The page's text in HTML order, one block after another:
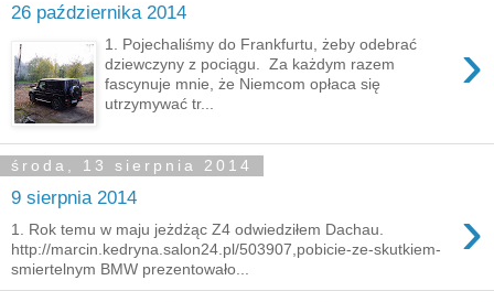
26 października 2014
›
1. Pojechaliśmy do Frankfurtu, żeby odebrać
dziewczyny z pociągu. Za każdym razem
fascynuje mnie, że Niemcom opłaca się
utrzymywać tr...
środa, 13 sierpnia 2014
9 sierpnia 2014 ›
1. Rok temu w maju jeżdżąc Z4 odwiedziłem Dachau.
http://marcin.kedryna.salon24.pl/503907,pobicie-ze-skutkiem-
smiertelnym BMW prezentowało...